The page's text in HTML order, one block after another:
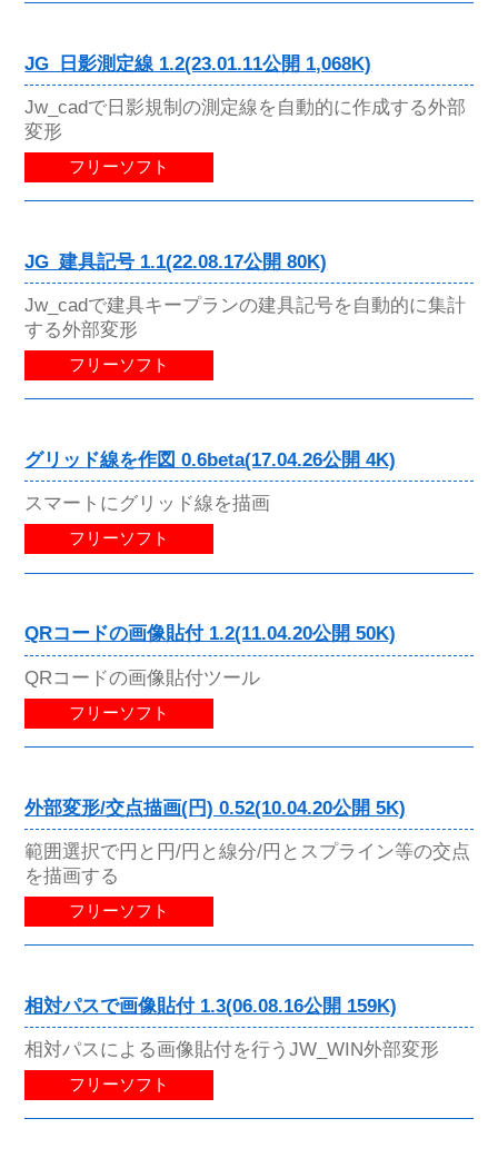
JG_日影測定線 1.2(23.01.11公開 1,068K)
Jw_cadで日影規制の測定線を自動的に作成する外部
変形
フリーソフト
JG_建具記号 1.1(22.08.17公開 80K)
Jw_cadで建具キープランの建具記号を自動的に集計
する外部変形
フリーソフト
グリッド線を作図 0.6beta(17.04.26公開 4K)
スマートにグリッド線を描画
フリーソフト
QRコードの画像貼付 1.2(11.04.20公開 50K)
QRコードの画像貼付ツール
フリーソフト
外部変形/交点描画(円) 0.52(10.04.20公開 5K)
範囲選択で円と円/円と線分/円とスプライン等の交点
を描画する
フリーソフト
相対パスで画像貼付 1.3(06.08.16公開 159K)
相対パスによる画像貼付を行うJW_WIN外部変形
フリーソフト